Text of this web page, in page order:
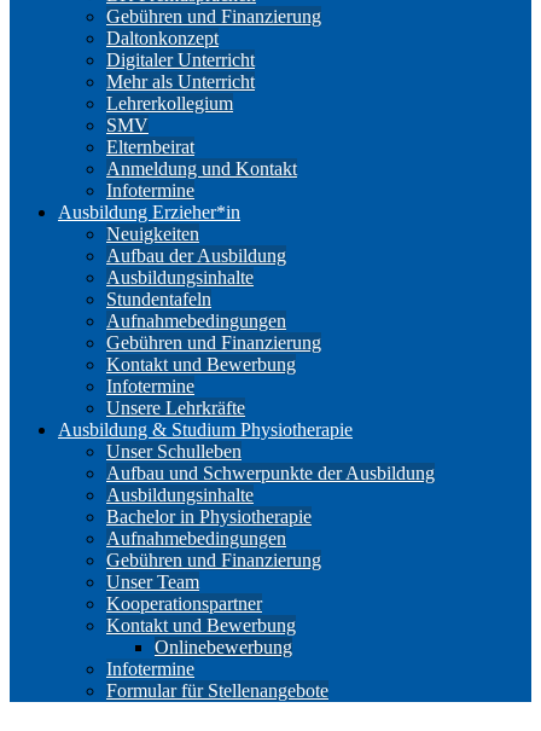
Gebühren und Finanzierung
Daltonkonzept
Digitaler Unterricht
Mehr als Unterricht
Lehrerkollegium
SMV
Elternbeirat
Anmeldung und Kontakt
Infotermine
Ausbildung Erzieher*in
Neuigkeiten
Aufbau der Ausbildung
Ausbildungsinhalte
Stundentafeln
Aufnahmebedingungen
Gebühren und Finanzierung
Kontakt und Bewerbung
Infotermine
Unsere Lehrkräfte
Ausbildung & Studium Physiotherapie
Unser Schulleben
Aufbau und Schwerpunkte der Ausbildung
Ausbildungsinhalte
Bachelor in Physiotherapie
Aufnahmebedingungen
Gebühren und Finanzierung
Unser Team
Kooperationspartner
Kontakt und Bewerbung
Onlinebewerbung
Infotermine
Formular für Stellenangebote